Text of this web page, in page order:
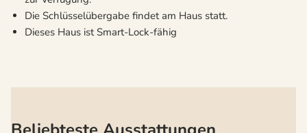
Die Schlüsselübergabe findet am Haus statt.
Dieses Haus ist Smart-Lock-fähig